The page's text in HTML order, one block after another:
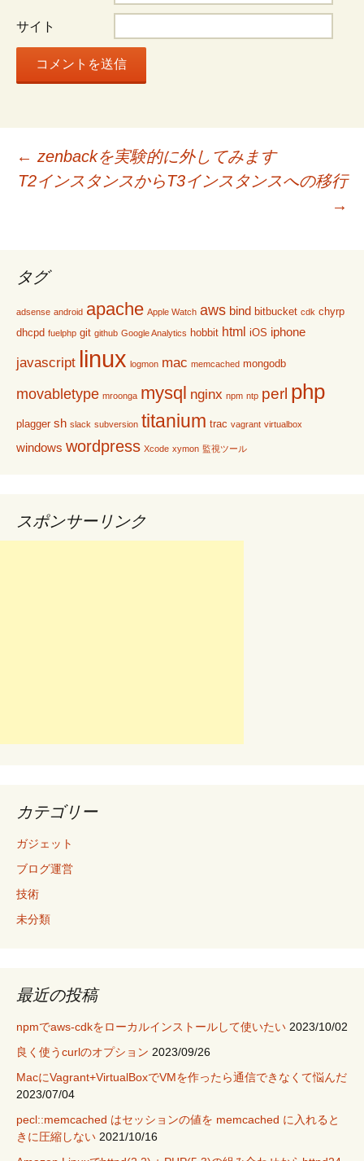
サイト
投
ナ
ビ
ゲ
ー
ョ
← zenbackを実験的に外してみます
T2インスタンスからT3インスタンスへの移行
→
タグ
adsense android apache Apple Watch aws bind bitbucket cdk chyrp
dhcpd fuelphp git github Google Analytics hobbit html iOS iphone
javascript linux logmon mac memcached mongodb
movabletype mroonga mysql nginx npm ntp perl php
plagger sh slack subversion titanium trac vagrant virtualbox
windows wordpress Xcode xymon 監視ツール
スポンサーリンク
カテゴリー
ガジェット
ブログ運営
技術
未分類
最近の投稿
npmでaws-cdkをローカルインストールして使いたい 2023/10/02
良く使うcurlのオプション 2023/09/26
MacにVagrant+VirtualBoxでVMを作ったら通信できなくて悩んだ
2023/07/04
pecl::memcached はセッションの値を memcached に入れると
きに圧縮しない 2021/10/16